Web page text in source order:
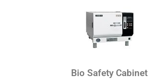
Bio Safety Cabinet